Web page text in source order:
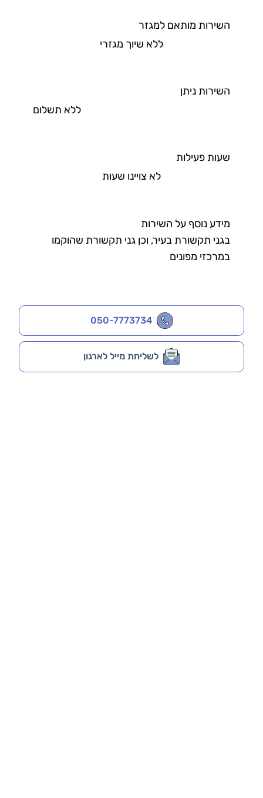
השירות מותאם למגזר
ללא שיוך מגזרי
השירות ניתן
ללא תשלום
שעות פעילות
לא צויינו שעות
מידע נוסף על השירות
בגני תקשורת בעיר, וכן גני תקשורת שהוקמו
במרכזי מפונים
050-7773734
לשליחת מייל לארגון